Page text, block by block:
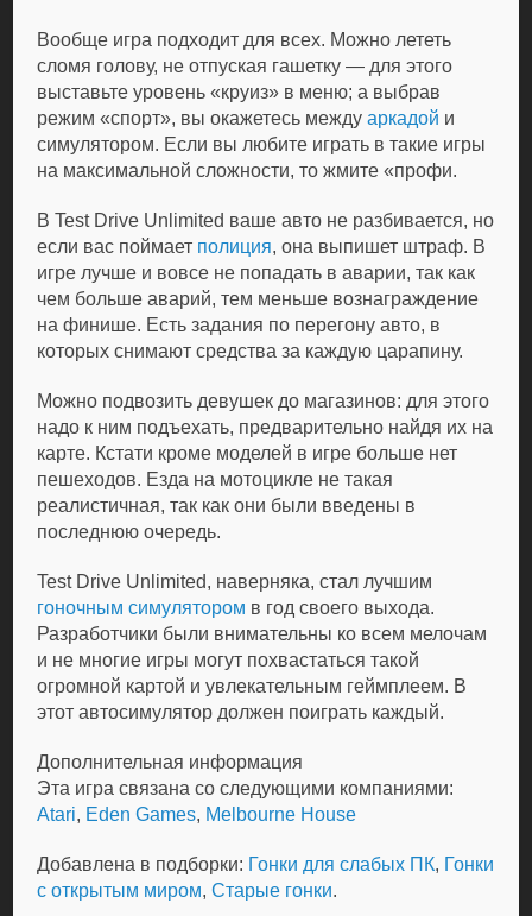
Вообще игра подходит для всех. Можно лететь
сломя голову, не отпуская гашетку — для этого
выставьте уровень «круиз» в меню; а выбрав
режим «спорт», вы окажетесь междуаркадой и
симулятором. Если вы любите играть в такие игры
на максимальной сложности, то жмите «профи.
В Test Drive Unlimited ваше авто не разбивается, но
если вас поймает полиция, она выпишет штраф. В
игре лучше и вовсе не попадать в аварии, так как
чем больше аварий, тем меньше вознаграждение
на финише. Есть задания по перегону авто, в
которых снимают средства за каждую царапину.
Можно подвозить девушек до магазинов: для этого
надо к ним подъехать, предварительно найдя их на
карте. Кстати кроме моделей в игре больше нет
пешеходов. Езда на мотоцикле не такая
реалистичная, так как они были введены в
последнюю очередь.
Test Drive Unlimited, наверняка, стал лучшим
гоночным симулятором в год своего выхода.
Разработчики были внимательны ко всем мелочам
и не многие игры могут похвастаться такой
огромной картой и увлекательным геймплеем. В
этот автосимулятор должен поиграть каждый.
Дополнительная информация
Эта игра связана со следующими компаниями:
Atari, Eden Games, Melbourne House
Добавлена в подборки: Гонки для слабых ПК, Гонки
с открытым миром,Старые гонки.